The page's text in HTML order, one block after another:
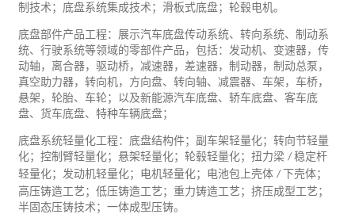
制技术；底盘系统集成技术；滑板式底盘；轮毂电机。
底盘部件产品工程：展示汽车底盘传动系统、转向系统、制动系
统、行驶系统等领域的零部件产品，包括：发动机、变速器，传
动轴，离合器，驱动桥，减速器，差速器，制动器，制动总泵，
真空助力器，转向机，方向盘、转向轴、减震器、车架，车桥，
悬架，轮胎、车轮；以及新能源汽车底盘、轿车底盘、客车底
盘、货车底盘、特种车辆底盘；
底盘系统轻量化工程：底盘结构件；副车架轻量化；转向节轻量
化；控制臂轻量化；悬架轻量化；轮毂轻量化；扭力梁 / 稳定杆
轻量化；发动机轻量化；电机轻量化；电池包上壳体 /
下壳体；
高压铸造工艺 ；低压铸造工艺；重力铸造工艺；挤压成型工艺；
半固态压铸技术；一体成型压铸。